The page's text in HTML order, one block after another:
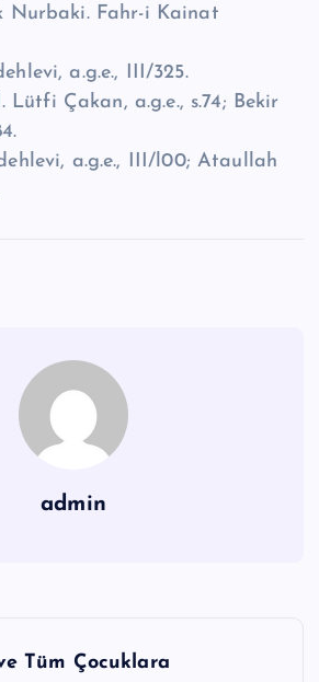
Nurbaki. Fahr-i Kainat
a.g.e., III/325.
Lütfi Çakan, a.g.e., s.74; Bekir
a.g.e., III/l00; Ataullah
admin
Tüm Çocuklara